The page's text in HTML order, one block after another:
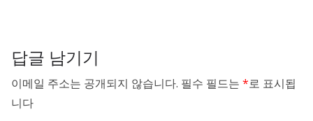
답글 남기기
이메일 주소는 공개되지 않습니다. 필수 필드는 *로 표시됩
니다